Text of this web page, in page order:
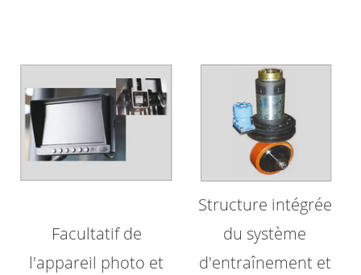
Facultatif de
l'appareil photo et
Structure intégrée
du système
d'entraînement et